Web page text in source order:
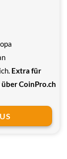
Extra für
CoinPro.ch